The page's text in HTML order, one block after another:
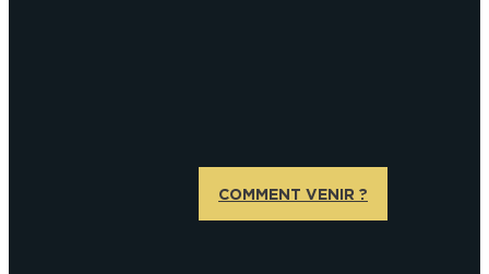
COMMENT VENIR ?